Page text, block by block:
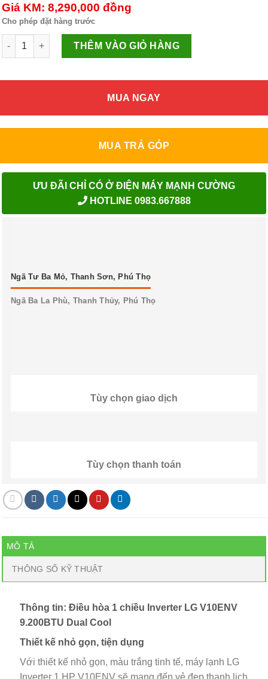
Giá KM: 8,290,000 đồng
Cho phép đặt hàng trước
Điều hòa 1 chiều Inverter LG V10ENV 9.200BTU Dual Cool số
THÊM VÀO GIỎ HÀNG
MUA NGAY
MUA TRẢ GÓP
ƯU ĐÃI CHỈ CÓ Ở ĐIỆN MÁY MẠNH CƯỜNG
HOTLINE 0983.667888
Ngã Tư Ba Mỏ, Thanh Sơn, Phú Thọ
Ngã Ba La Phù, Thanh Thủy, Phú Thọ
Tùy chọn giao dịch
Tùy chọn thanh toán
MÔ TẢ
THÔNG SỐ KỸ THUẬT
Thông tin: Điều hòa 1 chiều Inverter LG V10ENV
9.200BTU Dual Cool
Thiết kế nhỏ gọn, tiện dụng
Với thiết kế nhỏ gọn, màu trắng tinh tế, máy lạnh LG
Inverter 1 HP V10ENV sẽ mang đến vẻ đẹp thanh lịch